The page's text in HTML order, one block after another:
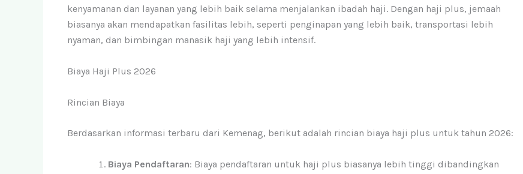
kenyamanan dan layanan yang lebih baik selama menjalankan ibadah haji. Dengan haji plus, jemaah
biasanya akan mendapatkan fasilitas lebih, seperti penginapan yang lebih baik, transportasi lebih
nyaman, dan bimbingan manasik haji yang lebih intensif.
Biaya Haji Plus 2026
Rincian Biaya
Berdasarkan informasi terbaru dari Kemenag, berikut adalah rincian biaya haji plus untuk tahun 2026:
Biaya Pendaftaran: Biaya pendaftaran untuk haji plus biasanya lebih tinggi dibandingkan